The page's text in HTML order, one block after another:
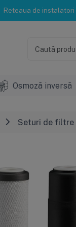
Reteaua de instalatori FILTRO® te
Osmoză inversă
Seturi de filtre